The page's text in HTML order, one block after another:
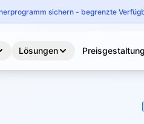
sichern - begrenzte
Lösungen Preisgestaltung